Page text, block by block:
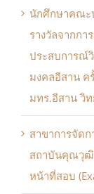
นักศึกษาคณะ
รางวัลจากกา
ประสบการณ์
มงคลอีสาน ค
มทร.อีสาน วิ
สาขาการจัด
สถาบันคุณวุฒิ
หน้าที่สอบ